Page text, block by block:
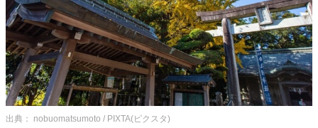
出典： nobuomatsumoto / PIXTA(ピクスタ)